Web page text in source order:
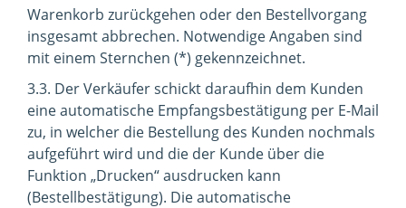
Warenkorb zurückgehen oder den Bestellvorgang
insgesamt abbrechen. Notwendige Angaben sind
mit einem Sternchen (*) gekennzeichnet.
3.3. Der Verkäufer schickt daraufhin dem Kunden
eine automatische Empfangsbestätigung per E-Mail
zu, in welcher die Bestellung des Kunden nochmals
aufgeführt wird und die der Kunde über die
Funktion „Drucken“ ausdrucken kann
(Bestellbestätigung). Die automatische